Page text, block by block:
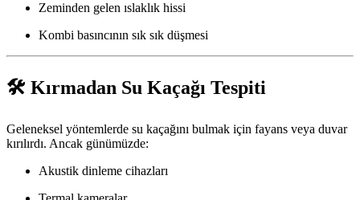
Zeminden gelen ıslaklık hissi
Kombi basıncının sık sık düşmesi
🛠️ Kırmadan Su Kaçağı Tespiti
Geleneksel yöntemlerde su kaçağını bulmak için fayans veya duvar
kırılırdı. Ancak günümüzde:
Akustik dinleme cihazları